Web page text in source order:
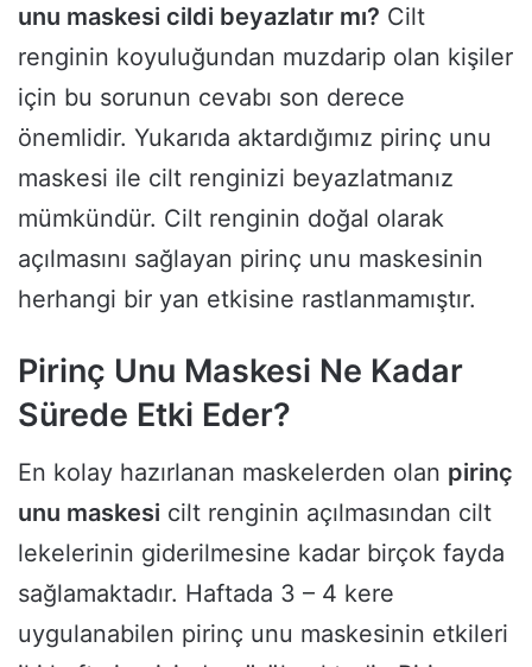
unu maskesi cildi beyazlatır mı? Cilt
renginin koyuluğundan muzdarip olan kişiler
için bu sorunun cevabı son derece
önemlidir. Yukarıda aktardığımız pirinç unu
maskesi ile cilt renginizi beyazlatmanız
mümkündür. Cilt renginin doğal olarak
açılmasını sağlayan pirinç unu maskesinin
herhangi bir yan etkisine rastlanmamıştır.
Pirinç Unu Maskesi Ne Kadar
Sürede Etki Eder?
En kolay hazırlanan maskelerden olan pirinç
unu maskesi cilt renginin açılmasından cilt
lekelerinin giderilmesine kadar birçok fayda
sağlamaktadır. Haftada 3 – 4 kere
uygulanabilen pirinç unu maskesinin etkileri